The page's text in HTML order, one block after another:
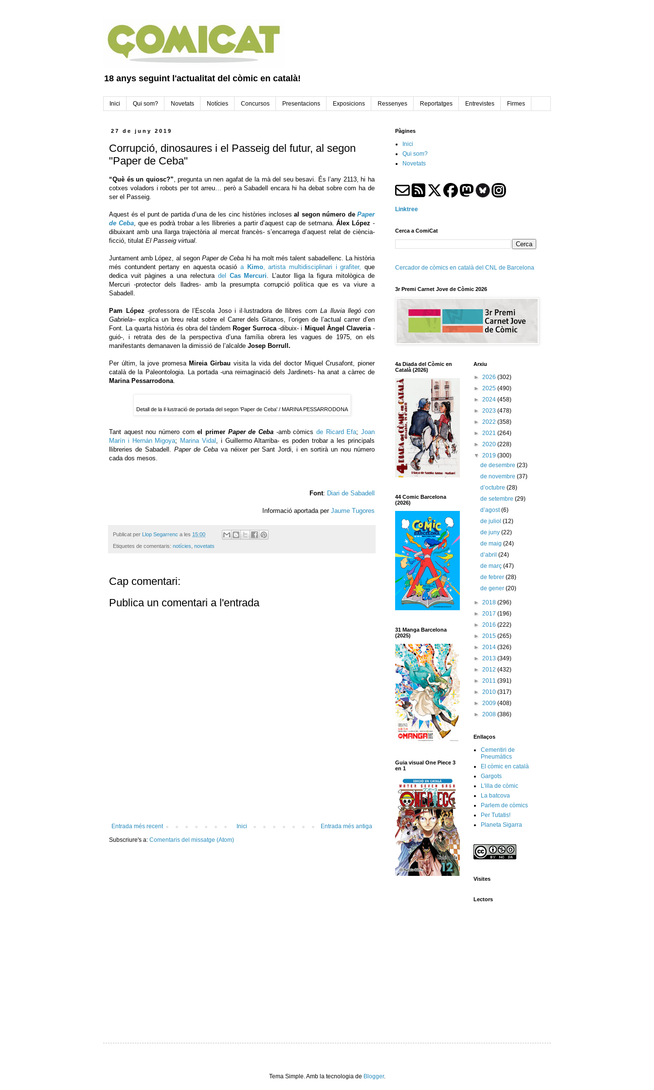
18 anys seguint l'actualitat del còmic en català!
Inici Qui som? Novetats Notícies Concursos Presentacions Exposicions Ressenyes Reportatges Entrevistes Firmes
27 de juny 2019
Corrupció, dinosaures i el Passeig del futur, al segon
"Paper de Ceba"
“Què és un quiosc?”, pregunta un nen agafat de la mà del seu besavi. És l’any 2113, hi ha
cotxes voladors i robots per tot arreu… però a Sabadell encara hi ha debat sobre com ha de
ser el Passeig.
Aquest és el punt de partida d’una de les cinc històries incloses al segon número de Paper
de Ceba, que es podrà trobar a les llibreries a partir d’aquest cap de setmana.Álex López -
dibuixant amb una llarga trajectòria al mercat francès- s’encarrega d’aquest relat de ciència-
ficció, titulat El Passeig virtual.
Juntament amb López, al segon Paper de Ceba hi ha molt més talent sabadellenc. La història
més contundent pertany en aquesta ocasió aKimo, artista multidisciplinari i grafiter, que
dedica vuit pàgines a una relectura del Cas Mercuri. L’autor lliga la figura mitològica de
Mercuri -protector dels lladres- amb la presumpta corrupció política que es va viure a
Sabadell.
Pam López -professora de l’Escola Joso i il·lustradora de llibres comLa lluvia llegó con
Gabriela– explica un breu relat sobre el Carrer dels Gitanos, l’origen de l’actual carrer d’en
Font. La quarta història és obra del tàndem Roger Surroca-dibuix- i Miquel Àngel Claveria-
guió-, i retrata des de la perspectiva d’una família obrera les vagues de 1975, on els
manifestants demanaven la dimissió de l’alcalde Josep Borrull.
Per últim, la jove promesa Mireia Girbau visita la vida del doctor Miquel Crusafont, pioner
català de la Paleontologia. La portada -una reimaginació dels Jardinets- ha anat a càrrec de
Marina Pessarrodona.
Detall de la il·lustració de portada del segon 'Paper de Ceba' / MARINA PESSARRODONA
Tant aquest nou número comel primer Paper de Ceba -amb còmicsde Ricard Efa;Joan
Marín i Hernán Migoya; Marina Vidal , i Guillermo Altarriba- es poden trobar a les principals
llibreries de Sabadell. Paper de Cebava néixer per Sant Jordi, i en sortirà un nou número
cada dos mesos.
Font: Diari de Sabadell
Informació aportada per Jaume Tugores
Publicat per Llop Segarrenc a les 15:00
Etiquetes de comentaris: notícies novetats
Cap comentari:
Publica un comentari a l'entrada
Entrada més recent Entrada més antiga
Inici
Subscriure's a: Comentaris del missatge (Atom)
Pàgines
Inici
Qui som?
Novetats
Linktree
Cerca a ComiCat
Cercador de còmics en català del CNL de Barcelona
3r Premi Carnet Jove de Còmic 2026
4a Diada del Còmic en
Català (2026)
44 Comic Barcelona
(2026)
31 Manga Barcelona
(2025)
Guia visual One Piece 3
en 1
Arxiu
► 2026 (302)
► 2025 (490)
► 2024 (458)
► 2023 (478)
► 2022 (358)
► 2021 (264)
► 2020 (228)
▼ 2019 (300)
de desembre(23)
de novembre(37)
d’octubre(28)
de setembre(29)
d’agost(6)
de juliol(12)
de juny(22)
de maig(24)
d’abril(24)
de març(47)
de febrer(28)
de gener(20)
► 2018 (296)
► 2017 (196)
► 2016 (222)
► 2015 (265)
► 2014 (326)
► 2013 (349)
► 2012 (432)
► 2011 (391)
► 2010 (317)
► 2009 (408)
► 2008 (386)
Enllaços
Cementiri de
Pneumàtics
El còmic en català
Gargots
L'illa de còmic
La batcova
Parlem de còmics
Per Tutatis!
Planeta Sigarra
Visites
Lectors
Tema Simple. Amb la tecnologia de Blogger.